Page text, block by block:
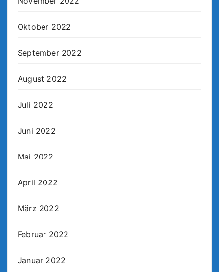
Oktober 2022
September 2022
August 2022
Juli 2022
Juni 2022
Mai 2022
April 2022
März 2022
Februar 2022
Januar 2022